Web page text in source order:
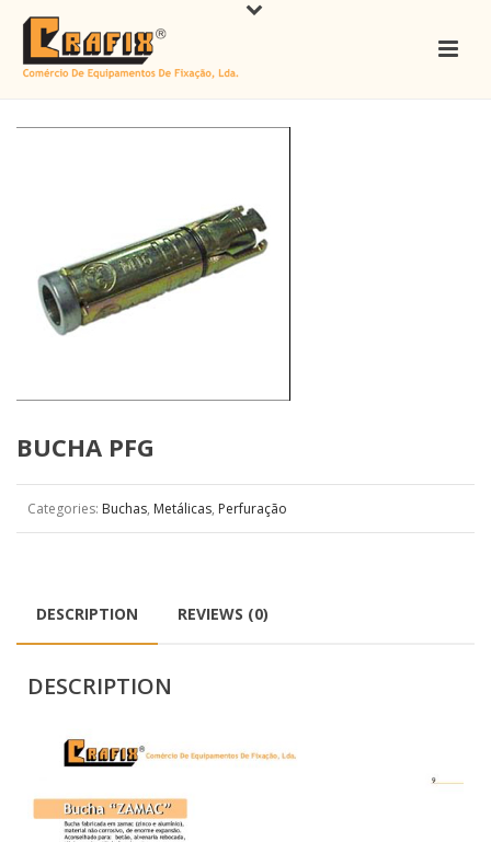
BUCHA PFG
Categories: Buchas, Metálicas, Perfuração
DESCRIPTION REVIEWS (0)
DESCRIPTION